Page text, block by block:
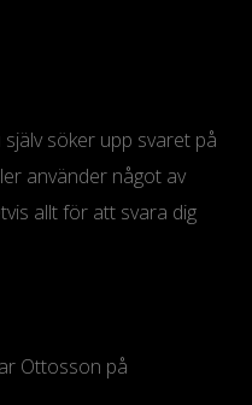
söker upp svaret på
använder något av
allt för att svara dig
Ottosson på